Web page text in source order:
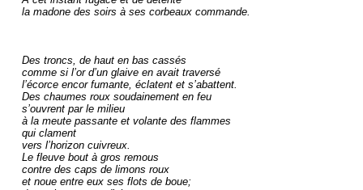
la madone des soirs à ses corbeaux commande.
Des troncs, de haut en bas cassés
comme si l’or d’un glaive en avait traversé
l’écorce encor fumante, éclatent et s’abattent.
Des chaumes roux soudainement en feu
s’ouvrent par le milieu
à la meute passante et volante des flammes
qui clament
vers l’horizon cuivreux.
Le fleuve bout à gros remous
contre des caps de limons roux
et noue entre eux ses flots de boue;